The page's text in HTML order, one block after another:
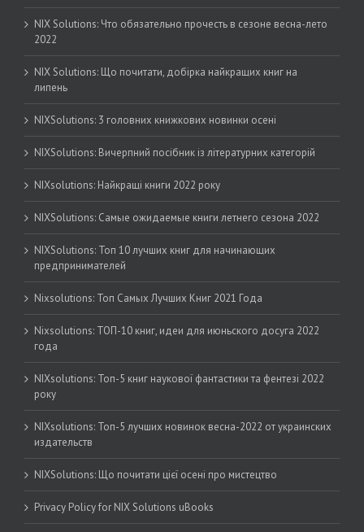
NIX Solutions: Что обязательно прочесть в сезоне весна-лето
2022
NIX Solutions: Що почитати, добірка найкращих книг на
липень
NIXSolutions: 3 головних книжкових новинки осені
NIXSolutions: Вичерпний посібник із літературних категорій
NIXsolutions: Найкращі книги 2022 року
NIXSolutions: Самые ожидаемые книги летнего сезона 2022
NIXSolutions: Топ 10 лучших книг для начинающих
предпринимателей
Nixsolutions: Топ Самых Лучших Книг 2021 Года
Nixsolutions: ТОП-10 книг, идеи для июньского досуга 2022
года
NIXsolutions: Топ-5 книг наукової фантастики та фентезі 2022
року
NIXsolutions: Топ-5 лучших новинок весна-2022 от украинских
издательств
NIXSolutions: Що почитати цієї осені про мистецтво
Privacy Policy for NIX Solutions uBooks